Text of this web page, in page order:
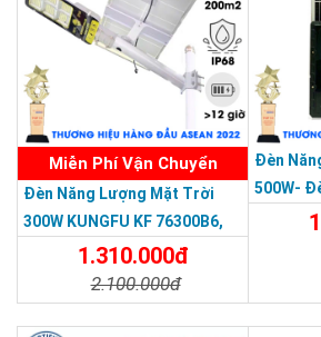
THƯƠNG HIỆU HÀNG ĐẦU
Miễn Phí Vận Chuyển
Đèn Năng Lượng Mặt Trời
300W KUNGFU KF 76300B6,
IP68, Bảng Giá 2026
1.310.000đ
2.100.000đ
Đèn
500W-
Năng
67 Loại